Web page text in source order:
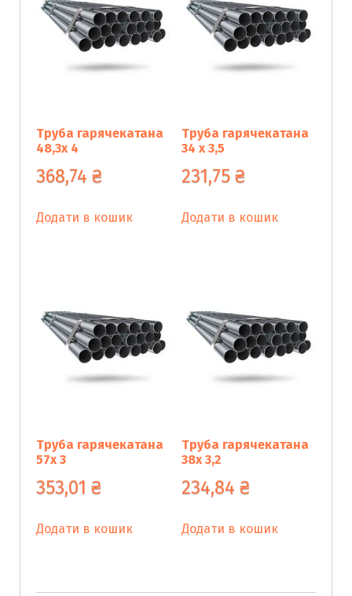
Труба гарячекатана
48,3х 4
368,74 ₴
Додати в кошик
Труба гарячекатана
34 х 3,5
231,75₴
Додати в кошик
Труба гарячекатана
57х 3
353,01 ₴
Додати в кошик
Труба гарячекатана
38х 3,2
234,84₴
Додати в кошик